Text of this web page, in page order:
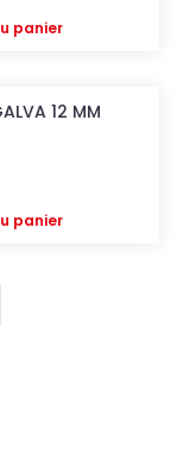
panier
12 MM
panier